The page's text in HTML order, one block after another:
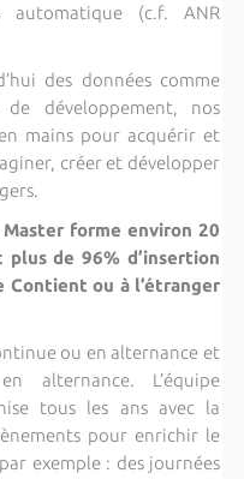
automatique (c.f. ANR
des données comme
développement, nos
mains pour acquérir et
créer et développer
forme environ 20
de 96% d’insertion
Contient ou à l’étranger
ou en alternance et
alternance. L’équipe
tous les ans avec la
pour enrichir le
exemple : des journées